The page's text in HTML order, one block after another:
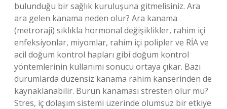
bulunduğu bir sağlık kuruluşuna gitmelisiniz. Ara
ara gelen kanama neden olur? Ara kanama
(metroraji) sıklıkla hormonal değişiklikler, rahim içi
enfeksiyonlar, miyomlar, rahim içi polipler ve RİA ve
acil doğum kontrol hapları gibi doğum kontrol
yöntemlerinin kullanımı sonucu ortaya çıkar. Bazı
durumlarda düzensiz kanama rahim kanserinden de
kaynaklanabilir. Burun kanaması stresten olur mu?
Stres, iç dolaşım sistemi üzerinde olumsuz bir etkiye